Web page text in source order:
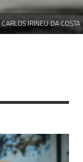
IRINEU DA COSTA